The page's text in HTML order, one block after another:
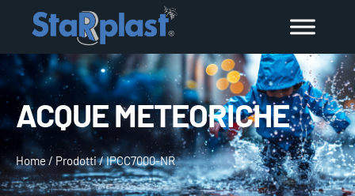
ACQUE METEORICHE
Home/ Prodotti/IPCC7000-NR